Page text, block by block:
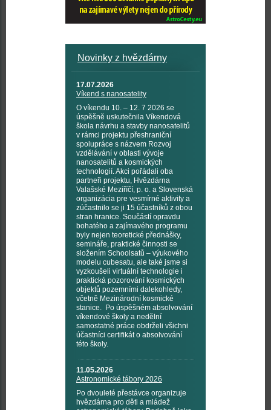
Novinky z hvězdárny
17.07.2026
Víkend s nanosatelity
O víkendu 10. – 12. 7 2026 se
úspěšně uskutečnila Víkendová
škola návrhu a stavby nanosatelitů
v rámci projektu přeshraniční
spolupráce s názvem Rozvoj
vzdělávání v oblasti vývoje
nanosatelitů a kosmických
technologií. Akci pořádali oba
partneři projektu, Hvězdárna
Valašské Meziříčí, p. o. a Slovenská
organizácia pre vesmírné aktivity a
zúčastnilo se ji 15 účastníků z obou
stran hranice. Součástí opravdu
bohatého a zajímavého programu
byly nejen teoretické přednášky,
semináře, praktické činnosti se
složením Schoolsatů – výukového
modelu cubesatu, ale také jsme si
vyzkoušeli virtuální technologie i
praktická pozorování kosmických
objektů pozemními dalekohledy,
včetně Mezinárodní kosmické
stanice. Po úspěšném absolvování
víkendové školy a nedělní
samostatné práce obdrželi všichni
účastníci certifikát o absolvování
této školy.
11.05.2026
Astronomické tábory 2026
Po dvouleté přestávce organizuje
hvězdárna pro děti a mládež